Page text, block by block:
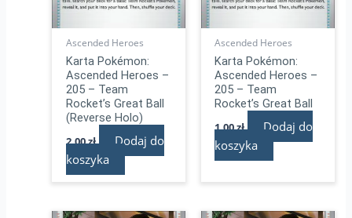
Ascended Heroes
Karta Pokémon:
Ascended Heroes –
205 – Team
Rocket’s Great Ball
(Reverse Holo)
2,00zł
Dodaj do
koszyka
Ascended Heroes
Karta Pokémon:
Ascended Heroes –
205 – Team
Rocket’s Great Ball
1,00zł
Dodaj do
koszyka